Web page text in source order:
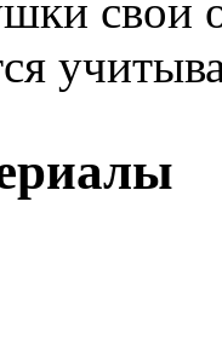
свои